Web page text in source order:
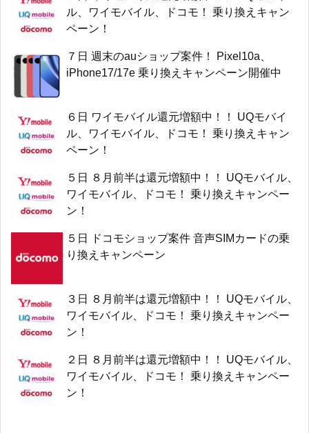
ル、ワイモバイル、ドコモ！ 乗り換えキャン
ペーン！
７日 週末のauショップ案件！ Pixel10a、
iPhone17/17e 乗り換えキャンペーン開催中
６日 ワイモバイル還元増額中！！ UQモバイ
ル、ワイモバイル、ドコモ！ 乗り換えキャン
ペーン！
５日 ８月前半は還元増額中！！ UQモバイル、
ワイモバイル、ドコモ！ 乗り換えキャンペー
ン！
５日 ドコモショップ案件 音声SIMカードの乗
り換えキャンペーン
３日 ８月前半は還元増額中！！ UQモバイル、
ワイモバイル、ドコモ！ 乗り換えキャンペー
ン！
２日 ８月前半は還元増額中！！ UQモバイル、
ワイモバイル、ドコモ！ 乗り換えキャンペー
ン！